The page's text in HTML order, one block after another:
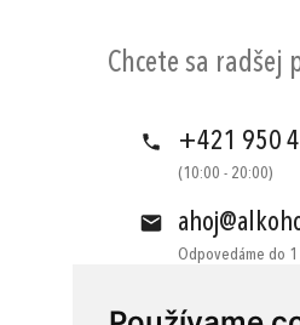
Chcete sa radšej
+421 950
(10:00 - 20:00)
Odpovedáme do